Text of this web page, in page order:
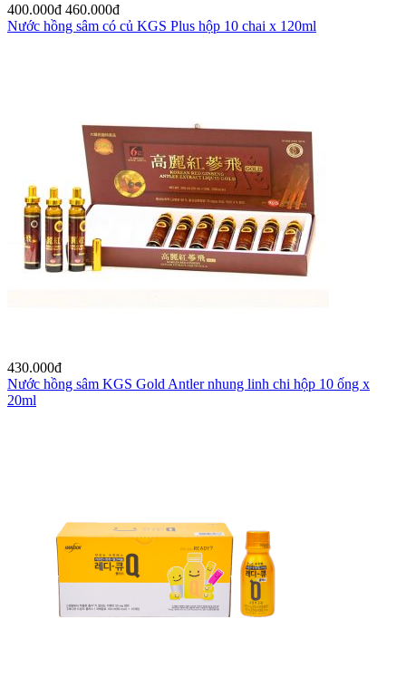
400.000đ 460.000đ
Nước hồng sâm có củ KGS Plus hộp 10 chai x 120ml
430.000đ
Nước hồng sâm KGS Gold Antler nhung linh chi hộp 10 ống x
20ml